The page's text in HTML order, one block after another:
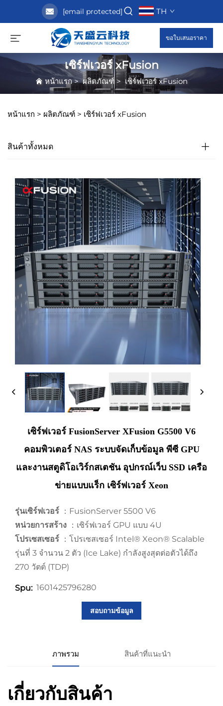
[email protected] TH
ขอใบเสนอราคา
เซิร์ฟเวอร์ xFusion
หน้าแรก>ผลิตภัณฑ์ >เซิร์ฟเวอร์ xFusion
หน้าแรก > ผลิตภัณฑ์ > เซิร์ฟเวอร์ xFusion
สินค้าทั้งหมด
เซิร์ฟเวอร์ FusionServer XFusion G5500 V6
คอมพิวเตอร์ NAS ระบบจัดเก็บข้อมูล พีซี GPU
และงานสตูดิโอเวิร์กสเตชัน อุปกรณ์เว็บ SSD เครือ
ข่ายแบบแร็ก เซิร์ฟเวอร์ Xeon
รุ่นเซิร์ฟเวอร์ ：FusionServer 5500 V6
หน่วยการสร้าง ：เซิร์ฟเวอร์ GPU แบบ 4U
โปรเซสเซอร์ ：โปรเซสเซอร์ Intel® Xeon® Scalable
รุ่นที่ 3 จำนวน 2 ตัว (Ice Lake) กำลังสูงสุดต่อตัวได้ถึง
270 วัตต์ (TDP)
Spu: 1601425796280
สอบถามข้อมูล
ภาพรวม สินค้าที่แนะนำ
เกี่ยวกับสินค้า